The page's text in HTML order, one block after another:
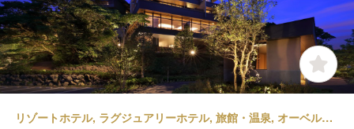
リゾートホテル, ラグジュアリーホテル, 旅館・温泉, オーベルジュ | 宿泊部門 | 宿泊全般 | はなしぶきリゾート THE SHINRA 森羅